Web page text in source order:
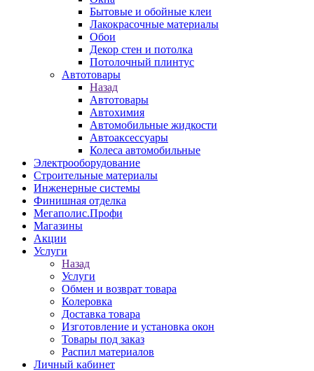
Бытовые и обойные клеи
Лакокрасочные материалы
Обои
Декор стен и потолка
Потолочный плинтус
Автотовары
Назад
Автотовары
Автохимия
Автомобильные жидкости
Автоаксессуары
Колеса автомобильные
Электрооборудование
Строительные материалы
Инженерные системы
Финишная отделка
Мегаполис.Профи
Магазины
Акции
Услуги
Назад
Услуги
Обмен и возврат товара
Колеровка
Доставка товара
Изготовление и установка окон
Товары под заказ
Распил материалов
Личный кабинет